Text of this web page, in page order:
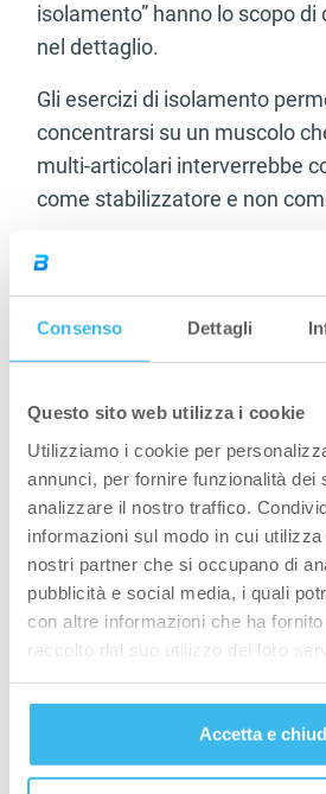
Consenso Dettagli
Questo sito web utilizza i cookie
Utilizziamo i cookie per
annunci, per fornire funzionalità dei
analizzare il nostro traffico.
informazioni sul modo in cui
nostri partner che si occupano di
pubblicità e social media, i quali
con altre informazioni che ha
raccolto dal suo utilizzo dei loro
Accetta e
isolamento” hanno lo scopo
nel dettaglio.
Gli esercizi di isolamento
concentrarsi su un muscolo
multi-articolari interverrebbe
come stabilizzatore e non
Servono per lavorare il
dovrebbe essere ridotto nelle
e massa generale per poi
Il segreto è fornire i nutrienti
proporzioni e quantità, al fine
utilizzo energetico e diminuire
loro immagazzinamento.
Una buona alimentazione
immettono più calorie di
consumano, il bilancio
e produrrà un aumento del